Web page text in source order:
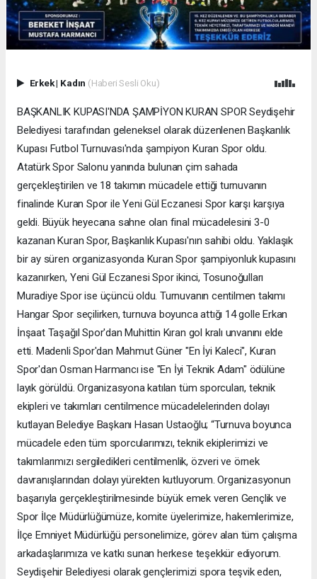
Erkek| Kadın (Haberi Sesli Oku)
BAŞKANLIK KUPASI'NDA ŞAMPİYON KURAN SPOR Seydişehir
Belediyesi tarafından geleneksel olarak düzenlenen Başkanlık
Kupası Futbol Turnuvası'nda şampiyon Kuran Spor oldu.
Atatürk Spor Salonu yanında bulunan çim sahada
gerçekleştirilen ve 18 takımın mücadele ettiği turnuvanın
finalinde Kuran Spor ile Yeni Gül Eczanesi Spor karşı karşıya
geldi. Büyük heyecana sahne olan final mücadelesini 3-0
kazanan Kuran Spor, Başkanlık Kupası'nın sahibi oldu. Yaklaşık
bir ay süren organizasyonda Kuran Spor şampiyonluk kupasını
kazanırken, Yeni Gül Eczanesi Spor ikinci, Tosunoğulları
Muradiye Spor ise üçüncü oldu. Turnuvanın centilmen takımı
Hangar Spor seçilirken, turnuva boyunca attığı 14 golle Erkan
İnşaat Taşağıl Spor'dan Muhittin Kıran gol kralı unvanını elde
etti. Madenli Spor'dan Mahmut Güner "En İyi Kaleci", Kuran
Spor'dan Osman Harmancı ise "En İyi Teknik Adam" ödülüne
layık görüldü. Organizasyona katılan tüm sporcuları, teknik
ekipleri ve takımları centilmence mücadelelerinden dolayı
kutlayan Belediye Başkanı Hasan Ustaoğlu; “Turnuva boyunca
mücadele eden tüm sporcularımızı, teknik ekiplerimizi ve
takımlarımızı sergiledikleri centilmenlik, özveri ve örnek
davranışlarından dolayı yürekten kutluyorum. Organizasyonun
başarıyla gerçekleştirilmesinde büyük emek veren Gençlik ve
Spor İlçe Müdürlüğümüze, komite üyelerimize, hakemlerimize,
İlçe Emniyet Müdürlüğü personelimize, görev alan tüm çalışma
arkadaşlarımıza ve katkı sunan herkese teşekkür ediyorum.
Seydişehir Belediyesi olarak gençlerimizi spora teşvik eden,